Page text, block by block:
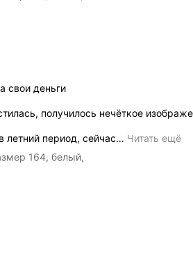
свои деньги
получилось нечёткое
летний период, сейчас… Читать ещё
164, белый,